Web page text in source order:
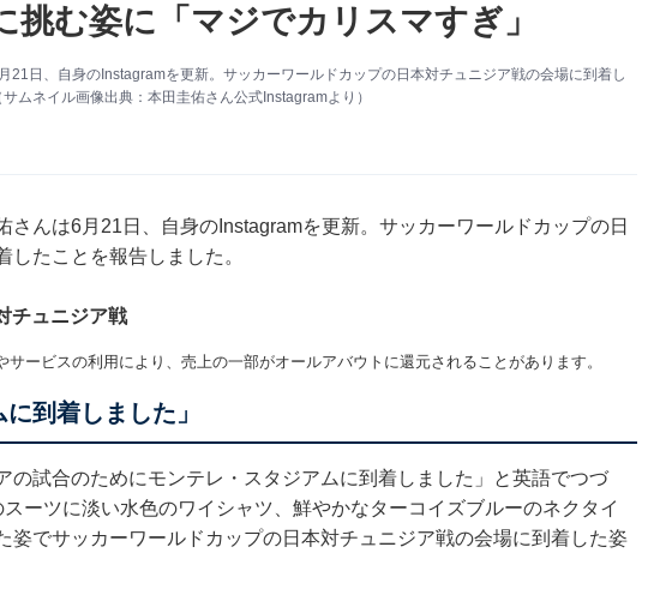
挑む姿に「マジでカリスマすぎ」
21日、自身のInstagramを更新。サッカーワールドカップの日本対チュニジア戦の会場に到着し
ムネイル画像出典：本田圭佑さん公式Instagramより）
さんは6月21日、自身のInstagramを更新。サッカーワールドカップの日
たことを報告しました。
チュニジア戦
ービスの利用により、売上の一部がオールアバウトに還元されることがあります。
到着しました」
の試合のためにモンテレ・スタジアムに到着しました」と英語でつづ
ーツに淡い水色のワイシャツ、鮮やかなターコイズブルーのネクタイ
姿でサッカーワールドカップの日本対チュニジア戦の会場に到着した姿